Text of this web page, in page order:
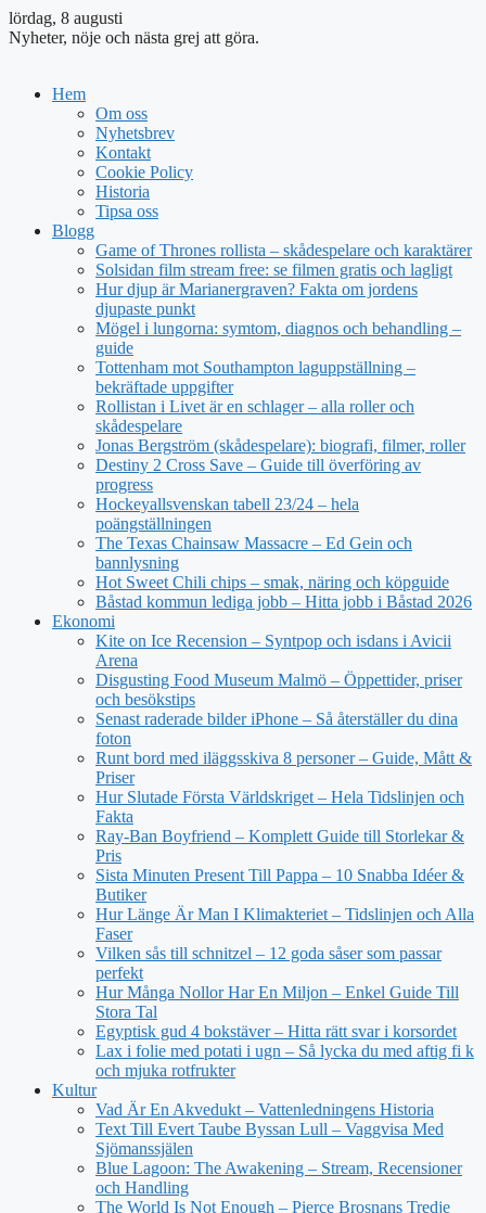
lördag, 8 augusti
Nyheter, nöje och nästa grej att göra.
Hem
Om oss
Nyhetsbrev
Kontakt
Cookie Policy
Historia
Tipsa oss
Blogg
Game of Thrones rollista – skådespelare och karaktärer
Solsidan film stream free: se filmen gratis och lagligt
Hur djup är Marianergraven? Fakta om jordens
djupaste punkt
Mögel i lungorna: symtom, diagnos och behandling –
guide
Tottenham mot Southampton laguppställning –
bekräftade uppgifter
Rollistan i Livet är en schlager – alla roller och
skådespelare
Jonas Bergström (skådespelare): biografi, filmer, roller
Destiny 2 Cross Save – Guide till överföring av
progress
Hockeyallsvenskan tabell 23/24 – hela
poängställningen
The Texas Chainsaw Massacre – Ed Gein och
bannlysning
Hot Sweet Chili chips – smak, näring och köpguide
Båstad kommun lediga jobb – Hitta jobb i Båstad 2026
Ekonomi
Kite on Ice Recension – Syntpop och isdans i Avicii
Arena
Disgusting Food Museum Malmö – Öppettider, priser
och besökstips
Senast raderade bilder iPhone – Så återställer du dina
foton
Runt bord med iläggsskiva 8 personer – Guide, Mått &
Priser
Hur Slutade Första Världskriget – Hela Tidslinjen och
Fakta
Ray-Ban Boyfriend – Komplett Guide till Storlekar &
Pris
Sista Minuten Present Till Pappa – 10 Snabba Idéer &
Butiker
Hur Länge Är Man I Klimakteriet – Tidslinjen och Alla
Faser
Vilken sås till schnitzel – 12 goda såser som passar
perfekt
Hur Många Nollor Har En Miljon – Enkel Guide Till
Stora Tal
Egyptisk gud 4 bokstäver – Hitta rätt svar i korsordet
Lax i folie med potati i ugn – Så lycka du med aftig fi k
och mjuka rotfrukter
Kultur
Vad Är En Akvedukt – Vattenledningens Historia
Text Till Evert Taube Byssan Lull – Vaggvisa Med
Sjömanssjälen
Blue Lagoon: The Awakening – Stream, Recensioner
och Handling
The World Is Not Enough – Pierce Brosnans Tredje